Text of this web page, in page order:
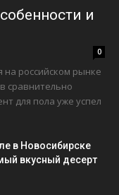
и
0
российском рынке
сравнительно
для пола уже успел
в Новосибирске
вкусный десерт